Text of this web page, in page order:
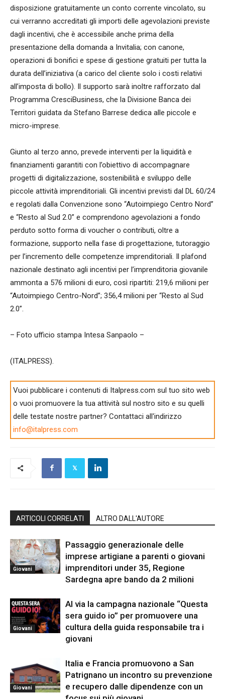
disposizione gratuitamente un conto corrente vincolato, su
cui verranno accreditati gli importi delle agevolazioni previste
dagli incentivi, che è accessibile anche prima della
presentazione della domanda a Invitalia; con canone,
operazioni di bonifici e spese di gestione gratuiti per tutta la
durata dell’iniziativa (a carico del cliente solo i costi relativi
all’imposta di bollo). Il supporto sarà inoltre rafforzato dal
Programma CresciBusiness, che la Divisione Banca dei
Territori guidata da Stefano Barrese dedica alle piccole e
micro-imprese.
Giunto al terzo anno, prevede interventi per la liquidità e
finanziamenti garantiti con l’obiettivo di accompagnare
progetti di digitalizzazione, sostenibilità e sviluppo delle
piccole attività imprenditoriali. Gli incentivi previsti dal DL 60/24
e regolati dalla Convenzione sono “Autoimpiego Centro Nord”
e “Resto al Sud 2.0” e comprendono agevolazioni a fondo
perduto sotto forma di voucher o contributi, oltre a
formazione, supporto nella fase di progettazione, tutoraggio
per l’incremento delle competenze imprenditoriali. Il plafond
nazionale destinato agli incentivi per l’imprenditoria giovanile
ammonta a 576 milioni di euro, così ripartiti: 219,6 milioni per
“Autoimpiego Centro-Nord”; 356,4 milioni per “Resto al Sud
2.0”.
– Foto ufficio stampa Intesa Sanpaolo –
(ITALPRESS).
Vuoi pubblicare i contenuti di Italpress.com sul tuo sito web
o vuoi promuovere la tua attività sul nostro sito e su quelli
delle testate nostre partner? Contattaci all'indirizzo
info@italpress.com
ARTICOLI CORRELATI ALTRO DALL'AUTORE
Giovani
Passaggio generazionale delle
imprese artigiane a parenti o giovani
imprenditori under 35, Regione
Sardegna apre bando da 2 milioni
Giovani
Al via la campagna nazionale “Questa
sera guido io” per promuovere una
cultura della guida responsabile tra i
giovani
Giovani
Italia e Francia promuovono a San
Patrignano un incontro su prevenzione
e recupero dalle dipendenze con un